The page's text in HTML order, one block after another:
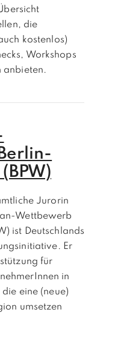
die
kostenlos)
Workshops
anbieten.
Jurorin
Wettbewerb
ist Deutschlands
Er
für
in
eine (neue)
umsetzen